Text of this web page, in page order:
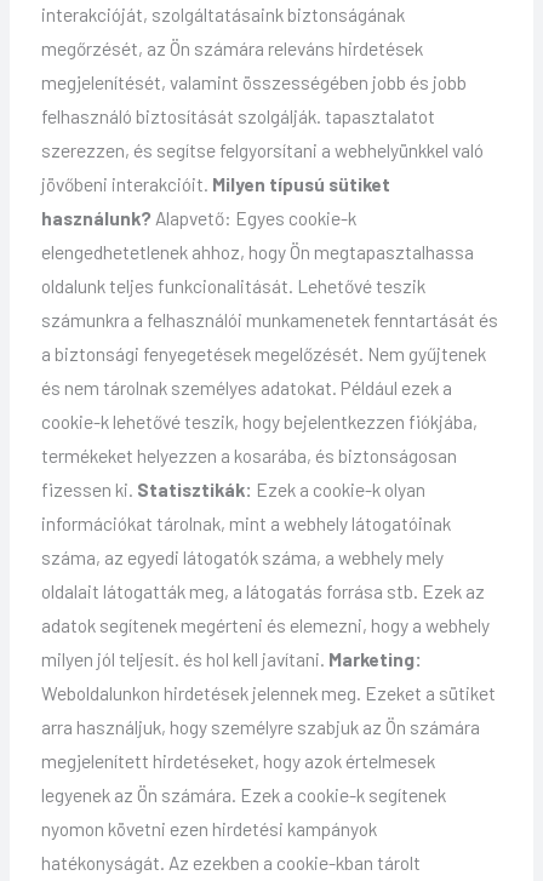
interakcióját, szolgáltatásaink biztonságának
megőrzését, az Ön számára releváns hirdetések
megjelenítését, valamint összességében jobb és jobb
felhasználó biztosítását szolgálják. tapasztalatot
szerezzen, és segítse felgyorsítani a webhelyünkkel való
jövőbeni interakcióit. Milyen típusú sütiket
használunk? Alapvető: Egyes cookie-k
elengedhetetlenek ahhoz, hogy Ön megtapasztalhassa
oldalunk teljes funkcionalitását. Lehetővé teszik
számunkra a felhasználói munkamenetek fenntartását és
a biztonsági fenyegetések megelőzését. Nem gyűjtenek
és nem tárolnak személyes adatokat. Például ezek a
cookie-k lehetővé teszik, hogy bejelentkezzen fiókjába,
termékeket helyezzen a kosarába, és biztonságosan
fizessen ki. Statisztikák: Ezek a cookie-k olyan
információkat tárolnak, mint a webhely látogatóinak
száma, az egyedi látogatók száma, a webhely mely
oldalait látogatták meg, a látogatás forrása stb. Ezek az
adatok segítenek megérteni és elemezni, hogy a webhely
milyen jól teljesít. és hol kell javítani. Marketing:
Weboldalunkon hirdetések jelennek meg. Ezeket a sütiket
arra használjuk, hogy személyre szabjuk az Ön számára
megjelenített hirdetéseket, hogy azok értelmesek
legyenek az Ön számára. Ezek a cookie-k segítenek
nyomon követni ezen hirdetési kampányok
hatékonyságát. Az ezekben a cookie-kban tárolt